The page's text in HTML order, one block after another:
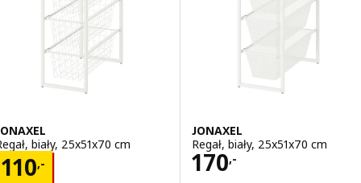
biały, 25x51x70 cm
110,-110,-
JONAXEL
Regał, biały, 25x51x70 cm
170,-
Cena 170,-